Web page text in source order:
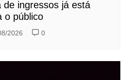
de ingressos já está
o público
2026 0